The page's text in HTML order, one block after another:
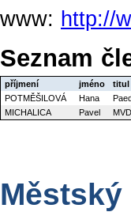
www: http://
Seznam
příjmení jméno titul
POTMĚŠILOVÁ
Hana
MICHALICA
Pavel